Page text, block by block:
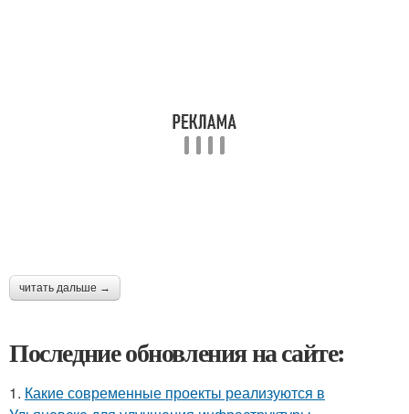
читать дальше →
Последние обновления на сайте:
1. Какие современные проекты реализуются в